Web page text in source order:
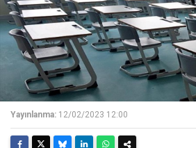
Yayınlanma: 12/02/2023 12:00